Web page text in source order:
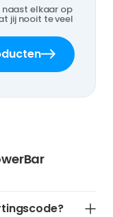
naast elkaar op
jij nooit te veel